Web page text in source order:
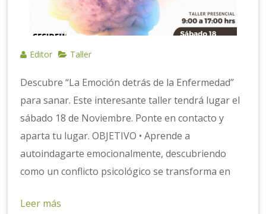
Editor Taller
Descubre “La Emoción detrás de la Enfermedad”
para sanar. Este interesante taller tendrá lugar el
sábado 18 de Noviembre. Ponte en contacto y
aparta tu lugar. OBJETIVO • Aprende a
autoindagarte emocionalmente, descubriendo
como un conflicto psicológico se transforma en
Leer más